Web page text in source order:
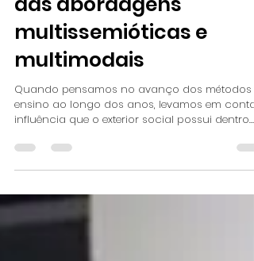
A importância e o uso
das abordagens
multissemióticas e
multimodais
Quando pensamos no avanço dos métodos
ensino ao longo dos anos, levamos em conta
das...